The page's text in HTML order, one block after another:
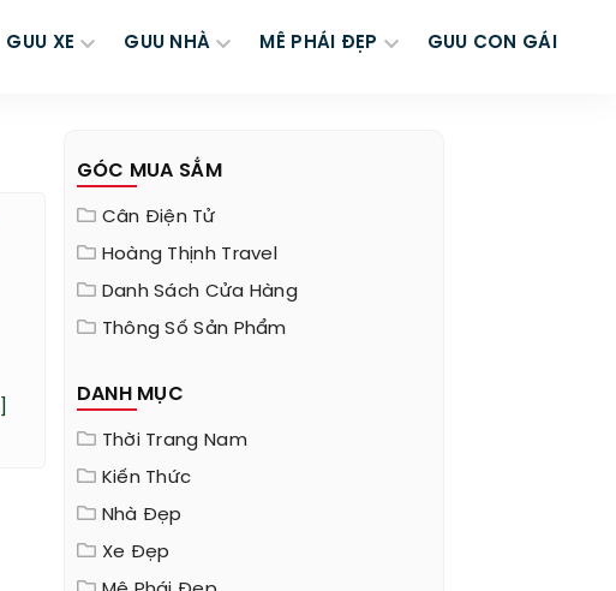
GUU XE GUU NHÀ MÊ PHÁI ĐẸP GUU CON GÁI
GÓC MUA SẮM
Cân Điện Tử
Hoàng Thịnh Travel
Danh Sách Cửa Hàng
Thông Số Sản Phẩm
DANH MỤC
Thời Trang Nam
Kiến Thức
Nhà Đẹp
Xe Đẹp